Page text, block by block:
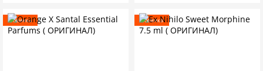
Новинка Новинка